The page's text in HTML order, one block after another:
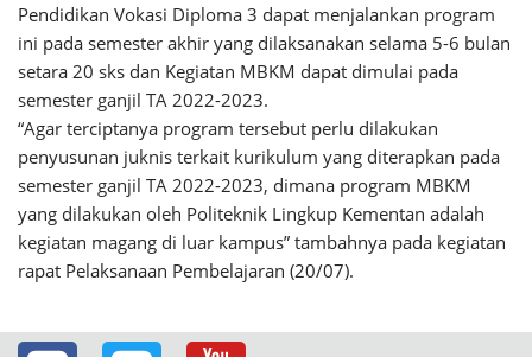
Pendidikan Vokasi Diploma 3 dapat menjalankan program
ini pada semester akhir yang dilaksanakan selama 5-6 bulan
setara 20 sks dan Kegiatan MBKM dapat dimulai pada
semester ganjil TA 2022-2023.
“Agar terciptanya program tersebut perlu dilakukan
penyusunan juknis terkait kurikulum yang diterapkan pada
semester ganjil TA 2022-2023, dimana program MBKM
yang dilakukan oleh Politeknik Lingkup Kementan adalah
kegiatan magang di luar kampus” tambahnya pada kegiatan
rapat Pelaksanaan Pembelajaran (20/07).